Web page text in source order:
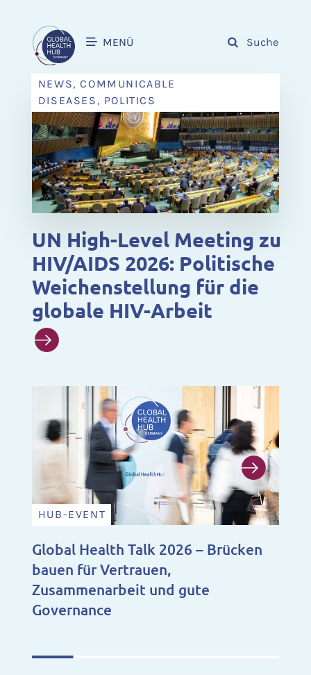
MENÜ Suche
UN High-Level Meeting zu
HIV/AIDS 2026: Politische
Weichenstellung für die
globale HIV-Arbeit
NEWS, COMMUNICABLE
DISEASES, POLITICS
HUB-EVENT
Global Health Talk 2026 – Brücken
bauen für Vertrauen,
Zusammenarbeit und gute
Governance